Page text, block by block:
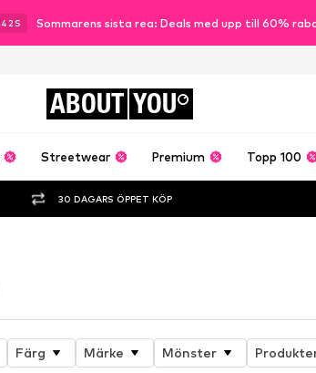
40 S Sommarens sista rea: Deals med upp till 60%
ABOUT YOU
Streetwear Premium Topp 100
30 DAGARS ÖPPET KÖP
Färg Märke Mönster